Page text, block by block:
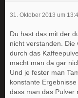
31. Oktober 2013 um
Du hast das mit der
nicht verstanden. Die
durch das
macht man da gar
Und je fester man
konstante
dass man das Pulver